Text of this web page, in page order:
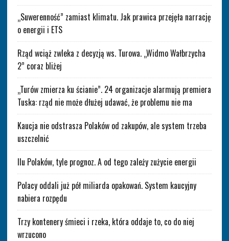
„Suwerenność” zamiast klimatu. Jak prawica przejęła narrację
o energii i ETS
Rząd wciąż zwleka z decyzją ws. Turowa. „Widmo Wałbrzycha
2” coraz bliżej
„Turów zmierza ku ścianie”. 24 organizacje alarmują premiera
Tuska: rząd nie może dłużej udawać, że problemu nie ma
Kaucja nie odstrasza Polaków od zakupów, ale system trzeba
uszczelnić
Ilu Polaków, tyle prognoz. A od tego zależy zużycie energii
Polacy oddali już pół miliarda opakowań. System kaucyjny
nabiera rozpędu
Trzy kontenery śmieci i rzeka, która oddaje to, co do niej
wrzucono